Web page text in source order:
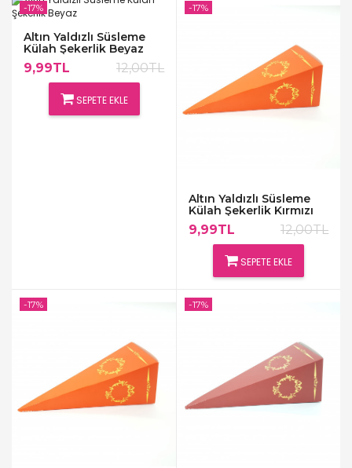
Altın Yaldızlı Süsleme
Külah Şekerlik Beyaz
9,99TL 12,00TL
SEPETE EKLE
-17%
Altın Yaldızlı Süsleme
Külah Şekerlik Kırmızı
9,99TL 12,00TL
SEPETE EKLE
-17%
-17% -17%